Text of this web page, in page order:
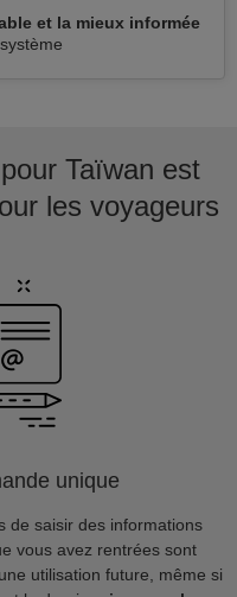
et la mieux informée
Taïwan est
les voyageurs
unique
de saisir des informations
vous avez rentrées sont
utilisation future, même si